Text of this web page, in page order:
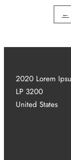
leven
←
2020 Lorem
LP 3200
United States